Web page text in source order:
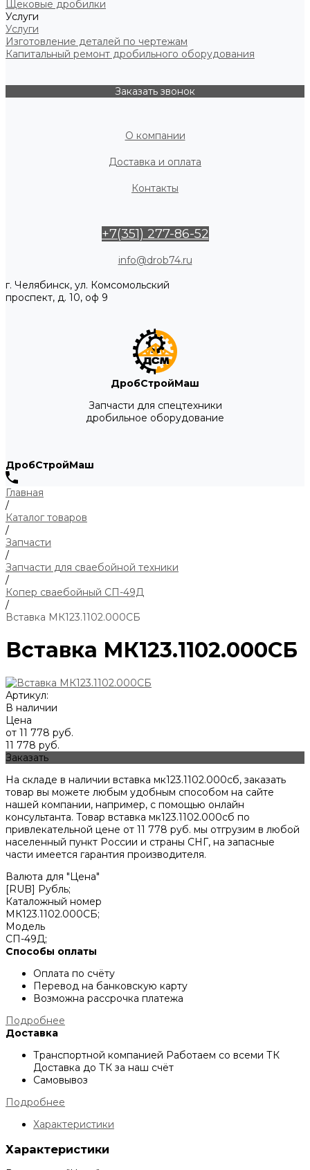
Щековые дробилки
Услуги
Услуги
Изготовление деталей по чертежам
Капитальный ремонт дробильного оборудования
Заказать звонок
О компании
Доставка и оплата
Контакты
+7(351) 277-86-52
info@drob74.ru
г. Челябинск, ул. Комсомольский
проспект, д. 10, оф 9
ДробСтройМаш
Запчасти для спецтехники
дробильное оборудование
ДробСтройМаш
Главная
/
Каталог товаров
/
Запчасти
/
Запчасти для сваебойной техники
/
Копер сваебойный СП-49Д
/
Вставка МК123.1102.000СБ
Вставка МК123.1102.000СБ
Артикул:
В наличии
Цена
от 11 778 руб.
11 778 руб.
Заказать
На складе в наличии вставка мк123.1102.000сб, заказать
товар вы можете любым удобным способом на сайте
нашей компании, например, с помощью онлайн
консультанта. Товар вставка мк123.1102.000сб по
привлекательной цене от 11 778 руб. мы отгрузим в любой
населенный пункт России и страны СНГ, на запасные
части имеется гарантия производителя.
Валюта для "Цена"
[RUB] Рубль;
Каталожный номер
МК123.1102.000СБ;
Модель
СП-49Д;
Способы оплаты
Оплата по счёту
Перевод на банковскую карту
Возможна рассрочка платежа
Подробнее
Доставка
Транспортной компанией Работаем со всеми ТК
Доставка до ТК за наш счёт
Самовывоз
Подробнее
Характеристики
Характеристики